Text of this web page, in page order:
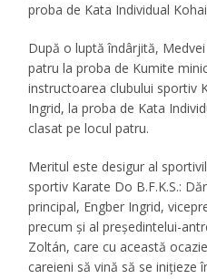
proba de Kata Individual
După o luptă îndârjită,
patru la proba de Kumite
instructoarea clubului sportiv
Ingrid, la proba de Kata
clasat pe locul patru.
Meritul este desigur al
sportiv Karate Do B.F.K.S.:
principal, Engber Ingrid,
precum şi al președintelui-
Zoltán, care cu această
careieni să vină să se iniţieze